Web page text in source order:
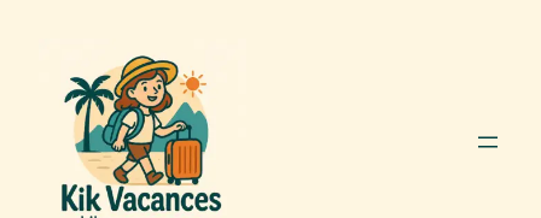
contenu